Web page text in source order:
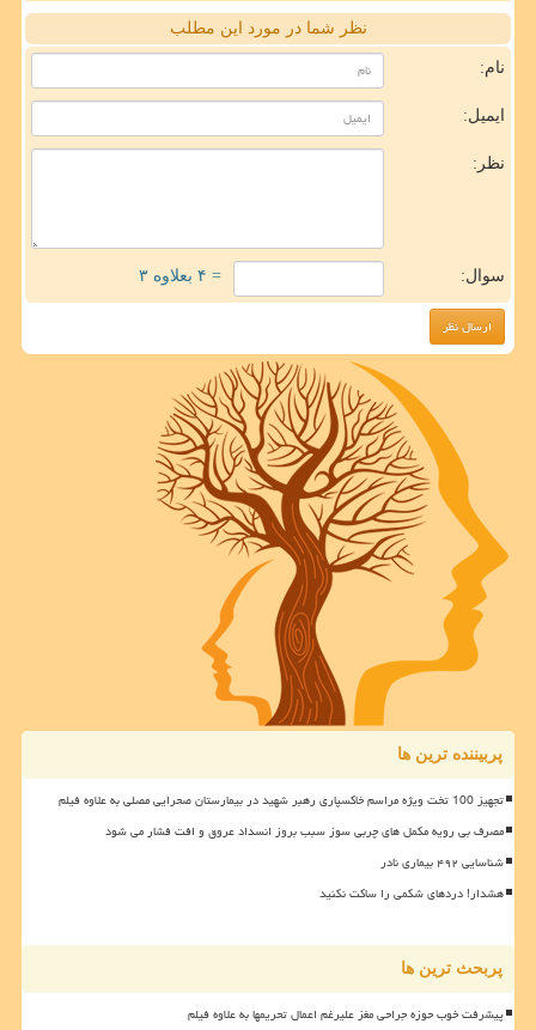
نظر شما در مورد این مطلب
نام:
ایمیل:
نظر:
سوال: = ۴ بعلاوه ۳
پربیننده ترین ها
تجهیز 100 تخت ویژه مراسم خاکسپاری رهبر شهید در بیمارستان صحرایی مصلی به علاوه فیلم
مصرف بی رویه مکمل های چربی سوز سبب بروز انسداد عروق و افت فشار می شود
شناسایی ۴۹۲ بیماری نادر
هشدار! دردهای شکمی را ساکت نکنید
پربحث ترین ها
پیشرفت خوب حوزه جراحی مغز علیرغم اعمال تحریمها به علاوه فیلم